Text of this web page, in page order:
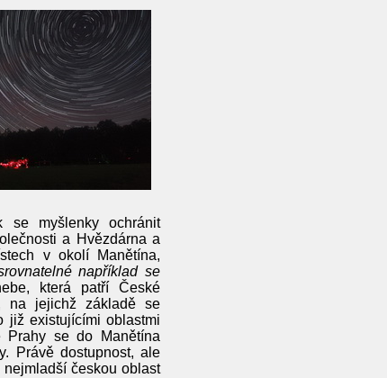
se myšlenky ochránit
a Hvězdárna a
v okolí Manětína,
například se
která patří České
na jejichž základě se
již existujícími oblastmi
Prahy se do Manětína
Právě dostupnost, ale
českou oblast